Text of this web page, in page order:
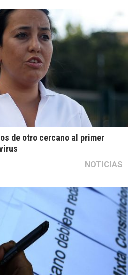
de otro cercano al primer
NOTICIAS